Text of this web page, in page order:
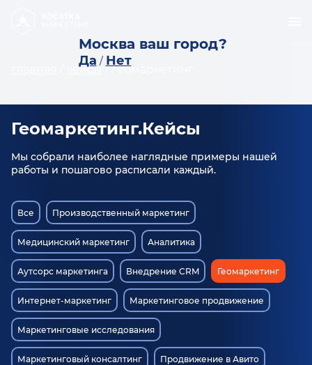
Москва ваш город?
Да / Нет
кейсы /геомаркетинг
Геомаркетинг.Кейсы
Мы собрали наиболее наглядные примеры нашей
работы и пошагово расписали каждый.
Все Производственный маркетинг
Медицинский маркетинг Аналитика
Аутсорс маркетинга Внедрение CRM Геомаркетинг
Интернет-маркетинг Маркетинговое продвижение
Маркетинговые исследования
Маркетинговый консалтинг Продвижение в Авито